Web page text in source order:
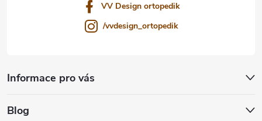
VV Design ortopedik
/vvdesign_ortopedik
Informace pro vás
Blog